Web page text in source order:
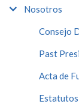
Nosotros
Consejo
Past
Acta de
Estatutos